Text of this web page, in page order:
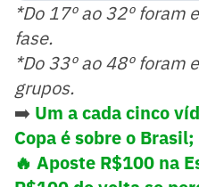
*Do 17º ao 32º foram
fase.
*Do 33º ao 48º foram
grupos.
➡️ Um a cada cinco
Copa é sobre o
🔥 Aposte R$100 na